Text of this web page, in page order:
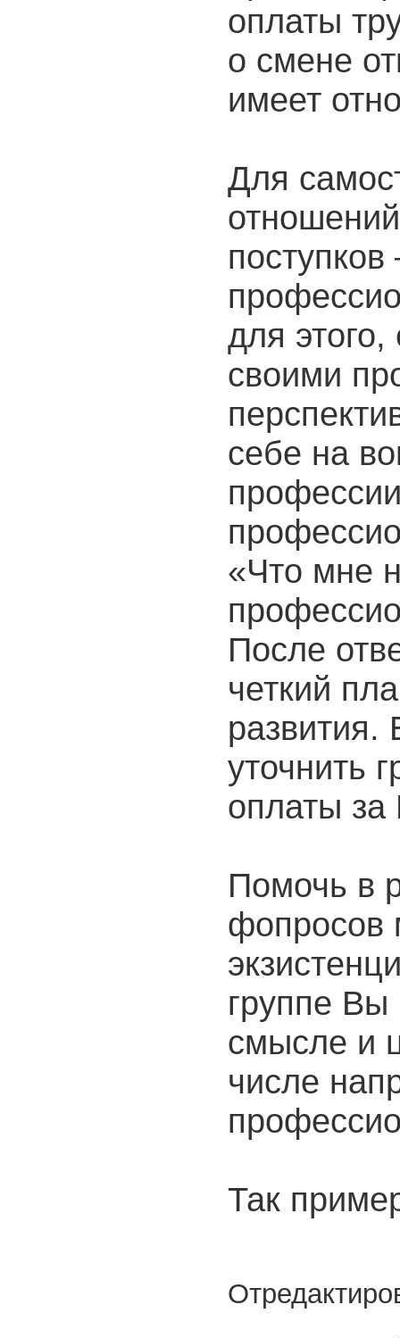
оплаты
о смене
имеет
Для
для
своими
себе на
«Что мне
После
четкий
развития.
уточнить
оплаты
Помочь в
фопросов
группе Вы
смысле и
числе
Так